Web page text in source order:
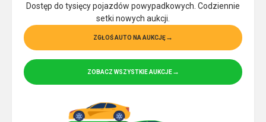
Dostęp do tysięcy pojazdów powypadkowych. Codziennie
setki nowych aukcji.
ZGŁOŚ AUTO NA AUKCJĘ
ZOBACZ WSZYSTKIE AUKCJE